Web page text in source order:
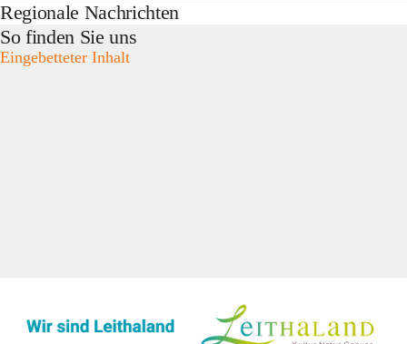
Regionale Nachrichten
So finden Sie uns
Eingebetteter Inhalt